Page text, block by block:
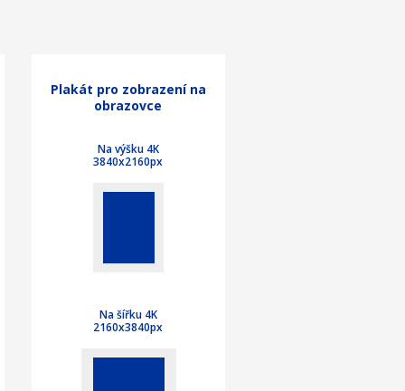
Plakát pro zobrazení na
obrazovce
Na výšku 4K
3840x2160px
Na šířku 4K
2160x3840px